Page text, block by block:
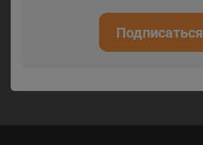
Подписаться